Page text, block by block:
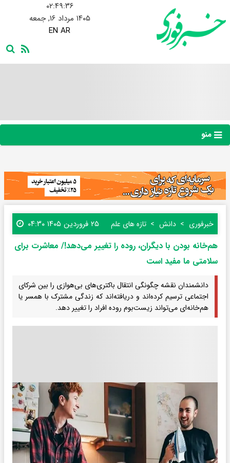
۰۲:۴۹:۳۷
۱۴۰۵ مرداد ۱۶, جمعه
EN AR
منو
خبرفوری دانش تازه های علم ۲۵ فروردین ۱۴۰۵ ۰۴:۳۰
هم‌خانه بودن با دیگران، روده را تغییر می‌دهد!/ معاشرت برای
سلامتی ما مفید است
دانشمندان نقشه چگونگی انتقال باکتری‌های بی‌هوازی را بین شرکای
اجتماعی ترسیم کرده‌اند و دریافته‌اند که زندگی مشترک با همسر یا
هم‌خانه‌ای می‌تواند زیست‌بوم روده افراد را تغییر دهد.